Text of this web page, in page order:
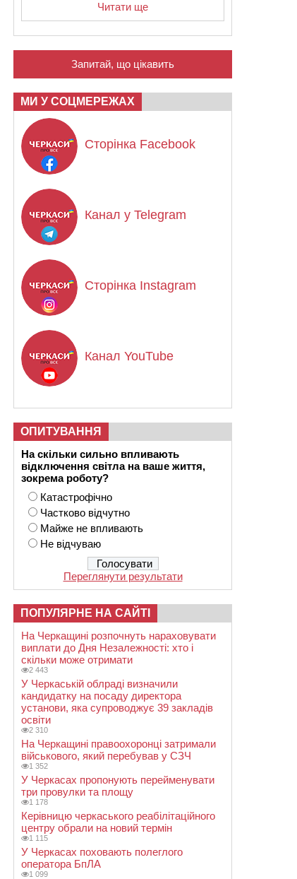
Читати ще
Запитай, що цікавить
МИ У СОЦМЕРЕЖАХ
Сторінка Facebook
Канал у Telegram
Сторінка Instagram
Канал YouTube
ОПИТУВАННЯ
На скільки сильно впливають
відключення світла на ваше життя,
зокрема роботу?
Катастрофічно
Частково відчутно
Майже не впливають
Не відчуваю
Переглянути результати
ПОПУЛЯРНЕ НА САЙТІ
На Черкащині розпочнуть нараховувати
виплати до Дня Незалежності: хто і
скільки може отримати
2 443
У Черкаській облраді визначили
кандидатку на посаду директора
установи, яка супроводжує 39 закладів
освіти
2 310
На Черкащині правоохоронці затримали
військового, який перебував у СЗЧ
1 352
У Черкасах пропонують перейменувати
три провулки та площу
1 178
Керівницю черкаського реабілітаційного
центру обрали на новий термін
1 115
У Черкасах поховають полеглого
оператора БпЛА
1 099